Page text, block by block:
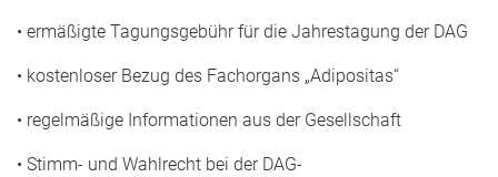
• ermäßigte Tagungsgebühr für die Jahrestagung der DAG
• kostenloser Bezug des Fachorgans „Adipositas“
• regelmäßige Informationen aus der Gesellschaft
• Stimm- und Wahlrecht bei der DAG-